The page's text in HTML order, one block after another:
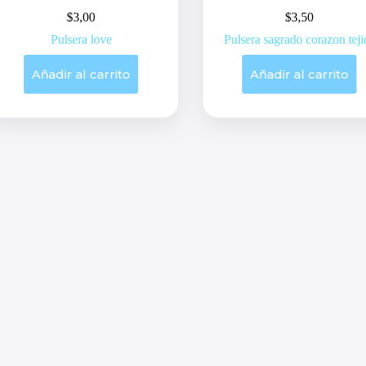
$3,00
Pulsera love
Añadir al carrito
$3,50
Pulsera sagrado corazon
Añadir al carrito